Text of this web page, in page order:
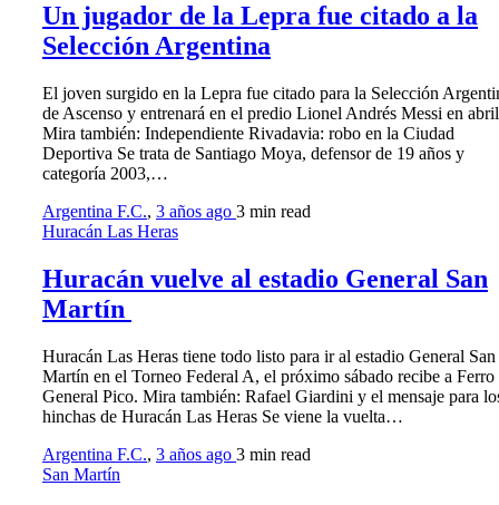
Un jugador de la Lepra fue citado a la
Selección Argentina
El joven surgido en la Lepra fue citado para la Selección
de Ascenso y entrenará en el predio Lionel Andrés Messi en
Mira también: Independiente Rivadavia: robo en la Ciudad
Deportiva Se trata de Santiago Moya, defensor de 19 años y
categoría 2003,…
Argentina F.C., 3 años ago 3 min read
Huracán Las Heras
Huracán vuelve al estadio General San
Martín
Huracán Las Heras tiene todo listo para ir al estadio General San
Martín en el Torneo Federal A, el próximo sábado recibe a Ferro
General Pico. Mira también: Rafael Giardini y el mensaje para
hinchas de Huracán Las Heras Se viene la vuelta…
Argentina F.C., 3 años ago 3 min read
San Martín